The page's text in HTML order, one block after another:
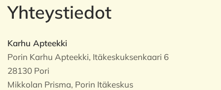
Yhteystiedot
Karhu Apteekki
Porin Karhu Apteekki, Itäkeskuksenkaari 6
28130 Pori
Mikkolan Prisma, Porin Itäkeskus